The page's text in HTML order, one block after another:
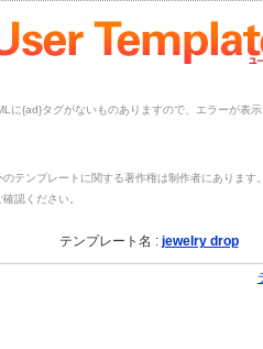
に{ad}タグがないものありますので、エラーが表
テンプレートに関する著作権は制作者にあります
認ください。
テンプレート名 : jewelry drop